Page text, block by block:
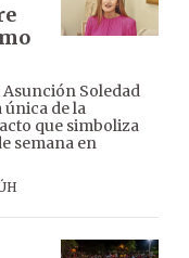
Soledad
única de la
que simboliza
semana en